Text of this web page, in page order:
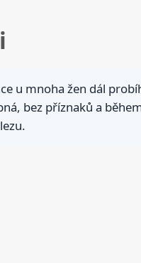
u mnoha žen dál
bez příznaků a